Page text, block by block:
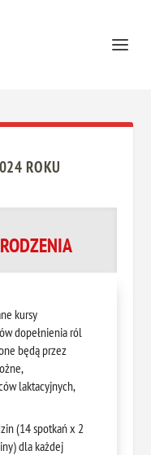
ROKU
kursy
dopełnienia ról
będą przez
laktacyjnych,
(14 spotkań x 2
dla każdej